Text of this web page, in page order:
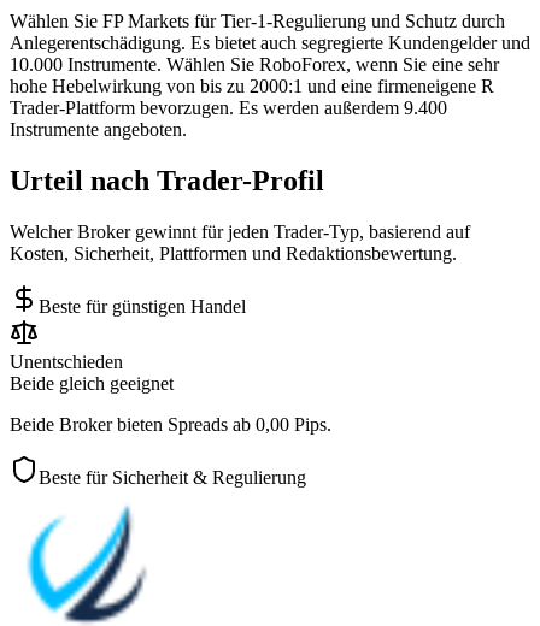
Wählen Sie FP Markets für Tier-1-Regulierung und Schutz durch
Anlegerentschädigung. Es bietet auch segregierte Kundengelder und
10.000 Instrumente. Wählen Sie RoboForex, wenn Sie eine sehr
hohe Hebelwirkung von bis zu 2000:1 und eine firmeneigene R
Trader-Plattform bevorzugen. Es werden außerdem 9.400
Instrumente angeboten.
Urteil nach Trader-Profil
Welcher Broker gewinnt für jeden Trader-Typ, basierend auf
Kosten, Sicherheit, Plattformen und Redaktionsbewertung.
Beste für günstigen Handel
Unentschieden
Beide gleich geeignet
Beide Broker bieten Spreads ab 0,00 Pips.
Beste für Sicherheit & Regulierung